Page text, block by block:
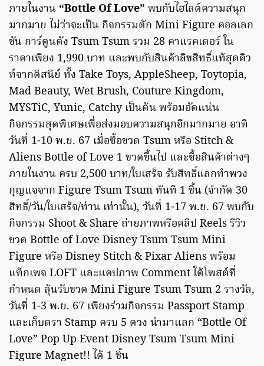
ภายในงาน “Bottle Of Love” พบกับไฮไลต์ความสนุก
มากมาย ไม่ว่าจะเป็น กิจกรรมตัก Mini Figure คอลเลก
ชัน การ์ตูนดัง Tsum Tsum รวม 28 คาแรคเตอร์ ใน
ราคาเพียง 1,990 บาท และพบกับสินค้าลิขสิทธิ์แท้สุดคิว
ท์จากดิสนีย์ ทั้ง Take Toys, AppleSheep, Toytopia,
Mad Beauty, Wet Brush, Couture Kingdom,
MYSTiC, Yunic, Catchy เป็นต้น พร้อมอัดแน่น
กิจกรรมสุดพิเศษเพื่อส่งมอบความสนุกอีกมากมาย อาทิ
วันที่ 1-10 พ.ย. 67 เมื่อซื้อขวด Tsum หรือ Stitch &
Aliens Bottle of Love 1 ขวดขึ้นไป และซื้อสินค้าต่างๆ
ภายในงาน ครบ 2,500 บาท/ใบเสร็จ รับสิทธิ์แลกทำพวง
กุญแจจาก Figure Tsum Tsum ทันที 1 ชิ้น (จำกัด 30
สิทธิ์/วัน/ใบเสร็จ/ท่าน เท่านั้น), วันที่ 1-17 พ.ย. 67 พบกับ
กิจกรรม Shoot & Share ถ่ายภาพหรือคลิป Reels รีวิว
ขวด Bottle of Love Disney Tsum Tsum Mini
Figure หรือ Disney Stitch & Pixar Aliens พร้อม
แท็กเพจ LOFT และแคปภาพ Comment ใต้โพสต์ที่
กำหนด ลุ้นรับขวด Mini Figure Tsum Tsum 2 รางวัล,
วันที่ 1-3 พ.ย. 67 เพียงร่วมกิจกรรม Passport Stamp
และเก็บตรา Stamp ครบ 5 ดวง นำมาแลก “Bottle Of
Love” Pop Up Event Disney Tsum Tsum Mini
Figure Magnet!! ได้ 1 ชิ้น